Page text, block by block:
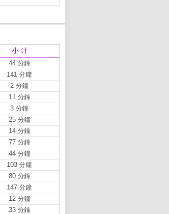
小 计
44 分鐘
141 分鐘
2 分鐘
11 分鐘
3 分鐘
25 分鐘
14 分鐘
77 分鐘
44 分鐘
103 分鐘
80 分鐘
147 分鐘
12 分鐘
33 分鐘